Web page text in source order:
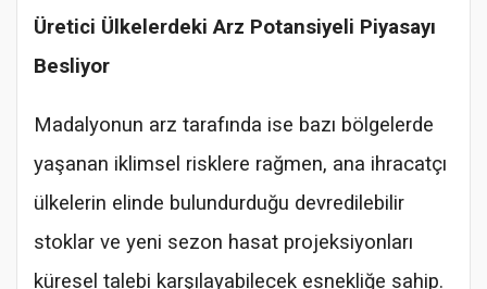
Üretici Ülkelerdeki Arz Potansiyeli Piyasayı
Besliyor
Madalyonun arz tarafında ise bazı bölgelerde
yaşanan iklimsel risklere rağmen, ana ihracatçı
ülkelerin elinde bulundurduğu devredilebilir
stoklar ve yeni sezon hasat projeksiyonları
küresel talebi karşılayabilecek esnekliğe sahip.